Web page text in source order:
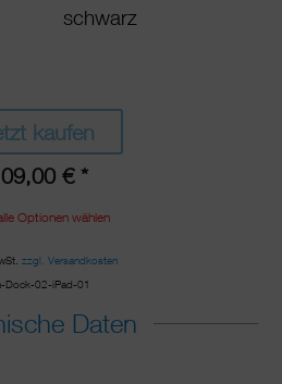
schwarz
kaufen
€ *
Optionen wählen
zzgl. Versandkosten
Dock-02-iPad-01
Daten